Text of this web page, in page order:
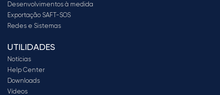
Desenvolvimentos à medida
Exportação SAFT-SOS
Redes e Sistemas
UTILIDADES
Notícias
Help Center
Downloads
Vídeos